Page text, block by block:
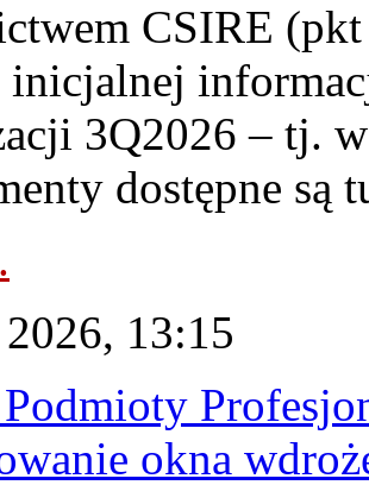
CSIRE
3Q2026 – tj.
dostępne są
13:15
okna